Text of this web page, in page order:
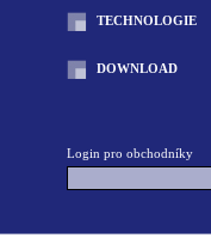
TECHNOLOGIE
DOWNLOAD
Login pro obchodníky